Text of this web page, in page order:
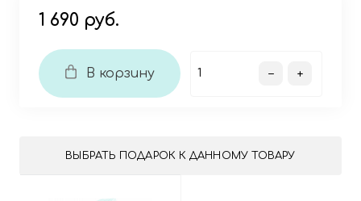
1 690 руб.
В корзину
ВЫБРАТЬ ПОДАРОК К ДАННОМУ ТОВАРУ